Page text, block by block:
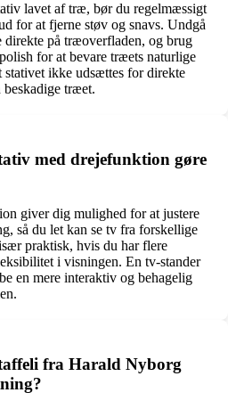
lavet af træ, bør du regelmæssigt
for at fjerne støv og snavs. Undgå
direkte på træoverfladen, og brug
for at bevare træets naturlige
stativet ikke udsættes for direkte
træet.
med drejefunktion gøre
giver dig mulighed for at justere
så du let kan se tv fra forskellige
praktisk, hvis du har flere
i visningen. En tv-stander
en mere interaktiv og behagelig
fra Harald Nyborg